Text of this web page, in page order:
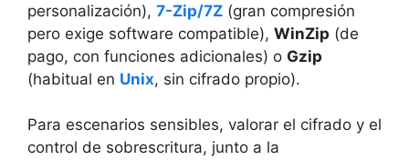
personalización), 7-Zip/7Z (gran compresión
pero exige software compatible), WinZip (de
pago, con funciones adicionales) o Gzip
(habitual en Unix, sin cifrado propio).
Para escenarios sensibles, valorar el cifrado y el
control de sobrescritura, junto a la